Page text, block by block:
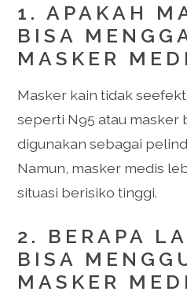
1. APAKAH
BISA
MASKER
Masker kain tidak
seperti N95 atau masker
digunakan sebagai
Namun, masker medis
situasi berisiko tinggi.
2. BERAPA
BISA
MASKER